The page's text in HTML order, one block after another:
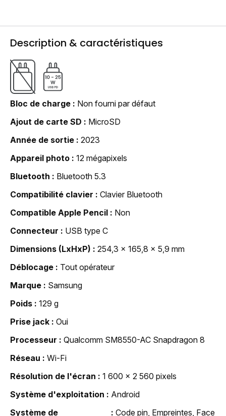
Description & caractéristiques
Bloc de charge
Non fourni par défaut
Ajout de carte SD
MicroSD
Année de sortie
2023
Appareil photo
12 mégapixels
Bluetooth
Bluetooth 5.3
Compatibilité clavier
Clavier Bluetooth
Compatible Apple Pencil
Non
Connecteur
USB type C
Dimensions (LxHxP)
254,3 x 165,8 x 5,9 mm
Déblocage
Tout opérateur
Marque
Samsung
Poids
129 g
Prise jack
Oui
Processeur
Qualcomm SM8550-AC Snapdragon 8
Réseau
Wi-Fi
Résolution de l'écran
1 600 x 2 560 pixels
Système d'exploitation
Android
Système de
Code pin, Empreintes, Face